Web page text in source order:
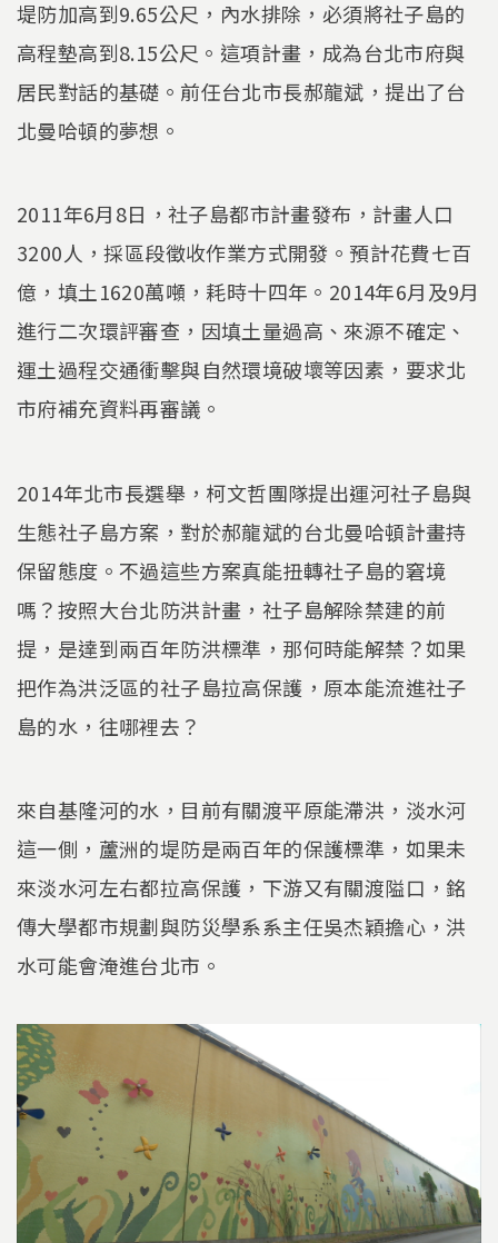
堤防加高到9.65公尺，內水排除，必須將社子島的
高程墊高到8.15公尺。這項計畫，成為台北市府與
居民對話的基礎。前任台北市長郝龍斌，提出了台
北曼哈頓的夢想。
2011年6月8日，社子島都市計畫發布，計畫人口
3200人，採區段徵收作業方式開發。預計花費七百
億，填土1620萬噸，耗時十四年。2014年6月及9月
進行二次環評審查，因填土量過高、來源不確定、
運土過程交通衝擊與自然環境破壞等因素，要求北
市府補充資料再審議。
2014年北市長選舉，柯文哲團隊提出運河社子島與
生態社子島方案，對於郝龍斌的台北曼哈頓計畫持
保留態度。不過這些方案真能扭轉社子島的窘境
嗎？按照大台北防洪計畫，社子島解除禁建的前
提，是達到兩百年防洪標準，那何時能解禁？如果
把作為洪泛區的社子島拉高保護，原本能流進社子
島的水，往哪裡去？
來自基隆河的水，目前有關渡平原能滯洪，淡水河
這一側，蘆洲的堤防是兩百年的保護標準，如果未
來淡水河左右都拉高保護，下游又有關渡隘口，銘
傳大學都市規劃與防災學系系主任吳杰穎擔心，洪
水可能會淹進台北市。